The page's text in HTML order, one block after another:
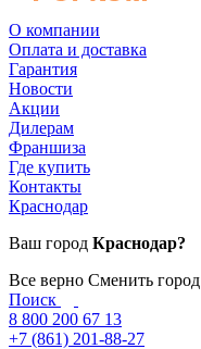
О компании
Оплата и доставка
Гарантия
Новости
Акции
Дилерам
Франшиза
Где купить
Контакты
Краснодар
Ваш город Краснодар?
Все верно Сменить город
Поиск
8 800 200 67 13
+7 (861) 201-88-27